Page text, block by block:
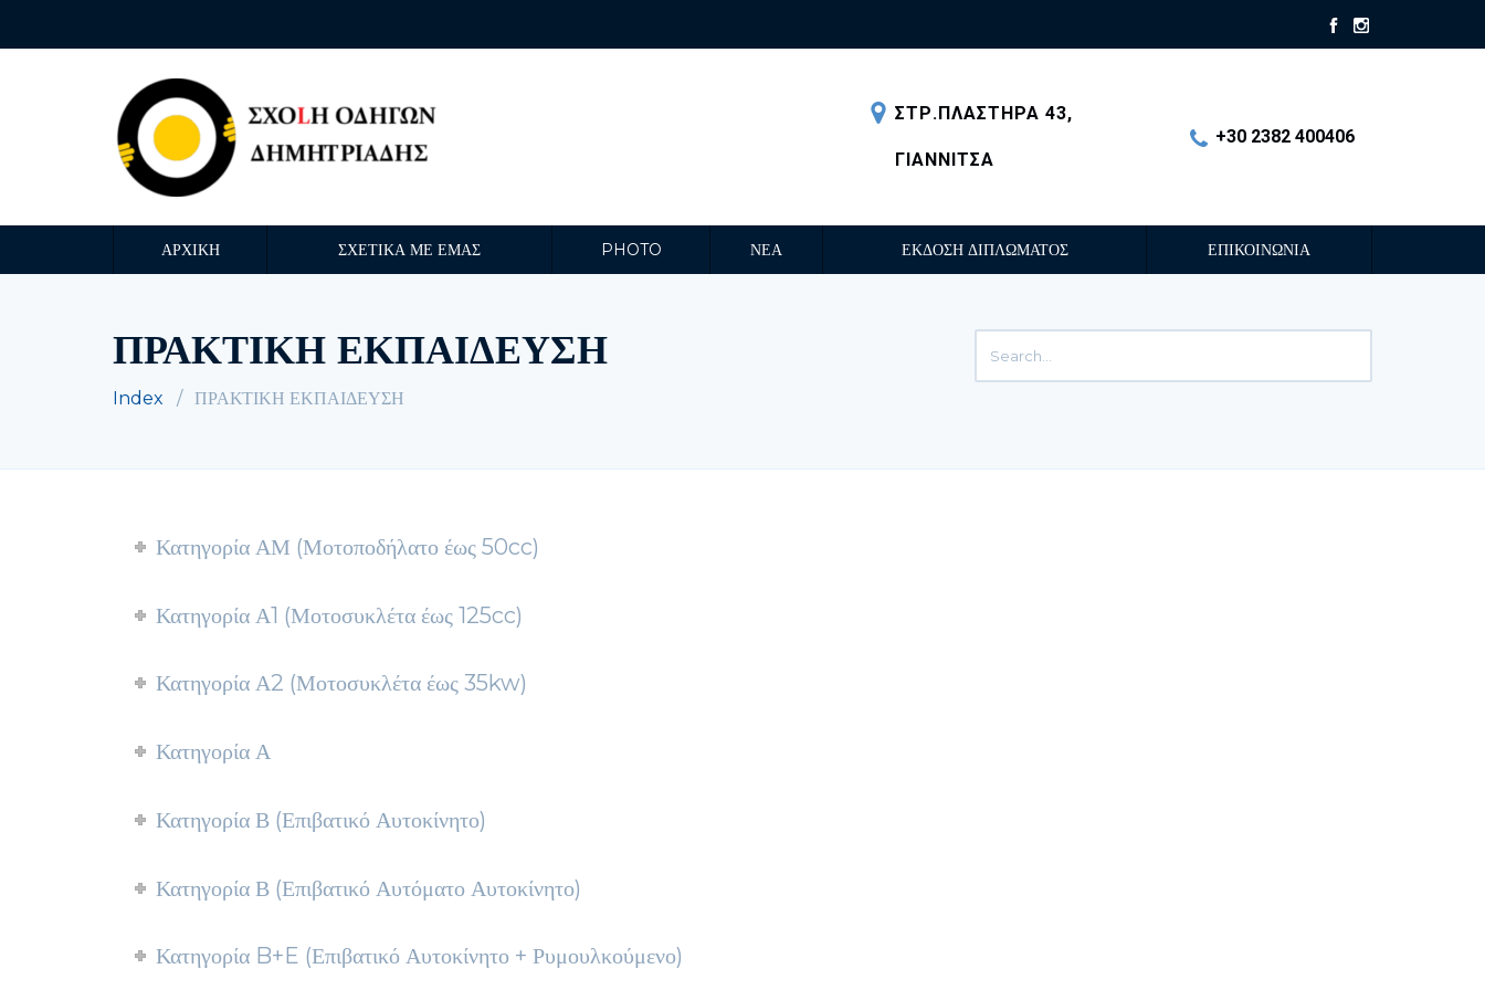
ΣΤΡ.ΠΛΑΣΤΗΡΑ 43,
ΓΙΑΝΝΙΤΣΑ
+30 2382 400406
ΑΡΧΙΚΗ ΣΧΕΤΙΚΑ ΜΕ ΕΜΑΣ PHOTO ΝΕΑ ΕΚΔΟΣΗ ΔΙΠΛΩΜΑΤΟΣ ΕΠΙΚΟΙΝΩΝΙΑ
ΠΡΑΚΤΙΚΗ ΕΚΠΑΙΔΕΥΣΗ
Index ΠΡΑΚΤΙΚΗ ΕΚΠΑΙΔΕΥΣΗ
Κατηγορία ΑΜ (Μοτοποδήλατο έως 50cc)
Κατηγορία Α1 (Μοτοσυκλέτα έως 125cc)
Κατηγορία Α2 (Μοτοσυκλέτα έως 35kw)
Κατηγορία Α
Κατηγορία Β (Επιβατικό Αυτοκίνητο)
Κατηγορία Β (Επιβατικό Αυτόματο Αυτοκίνητο)
Κατηγορία B+E (Επιβατικό Αυτοκίνητο + Ρυμουλκούμενο)